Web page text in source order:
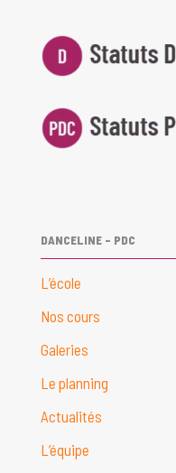
DANCELINE – PDC
L’école
Nos cours
Galeries
Le planning
Actualités
L’équipe